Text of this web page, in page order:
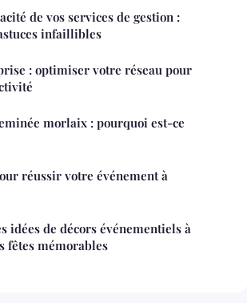
de vos services de gestion :
infaillibles
: optimiser votre réseau pour
morlaix : pourquoi est-ce
réussir votre événement à
idées de décors événementiels à
fêtes mémorables